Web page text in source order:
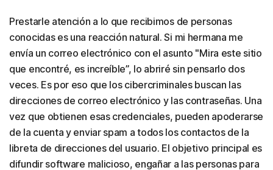
Prestarle atención a lo que recibimos de personas
conocidas es una reacción natural. Si mi hermana me
envía un correo electrónico con el asunto "Mira este sitio
que encontré, es increíble”, lo abriré sin pensarlo dos
veces. Es por eso que los cibercriminales buscan las
direcciones de correo electrónico y las contraseñas. Una
vez que obtienen esas credenciales, pueden apoderarse
de la cuenta y enviar spam a todos los contactos de la
libreta de direcciones del usuario. El objetivo principal es
difundir software malicioso, engañar a las personas para